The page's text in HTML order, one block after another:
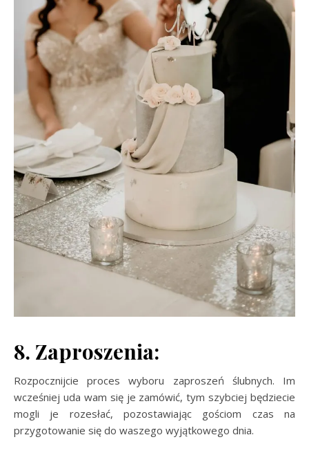
8. Zaproszenia:
Rozpocznijcie proces wyboru zaproszeń ślubnych. Im
wcześniej uda wam się je zamówić, tym szybciej będziecie
mogli je rozesłać, pozostawiając gościom czas na
przygotowanie się do waszego wyjątkowego dnia.